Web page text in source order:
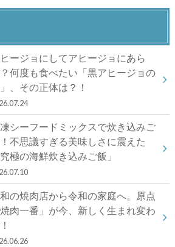
ージョにしてアヒージョにあら
何度も食べたい「黒アヒージョの
、その正体は？！
シーフードミックスで炊き込みご
不思議すぎる美味しさに震えた
究極の海鮮炊き込みご飯」
の焼肉店から令和の家庭へ。原点
焼肉一番」が今、新しく生まれ変わ